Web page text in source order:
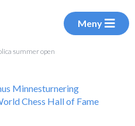
Meny
summer open
Minnesturnering
Chess Hall of Fame